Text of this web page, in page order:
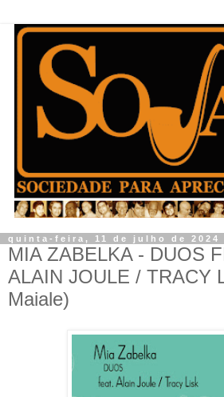
quinta-feira, 11 de julho de 2024
MIA ZABELKA - DUOS
ALAIN JOULE / TRACY
Maiale)